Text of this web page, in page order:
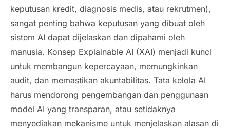
keputusan kredit, diagnosis medis, atau rekrutmen),
sangat penting bahwa keputusan yang dibuat oleh
sistem AI dapat dijelaskan dan dipahami oleh
manusia. Konsep Explainable AI (XAI) menjadi kunci
untuk membangun kepercayaan, memungkinkan
audit, dan memastikan akuntabilitas. Tata kelola AI
harus mendorong pengembangan dan penggunaan
model AI yang transparan, atau setidaknya
menyediakan mekanisme untuk menjelaskan alasan di